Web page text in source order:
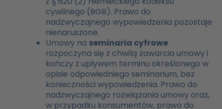
cywilnego (BGB). Prawo do
nadzwyczajnego wypowiedzenia pozostaje
nienaruszone.
Umowy na seminaria cyfrowe
rozpoczyna się z chwilą zawarcia umowy i
kończy z upływem terminu określonego w
opisie odpowiedniego seminarium, bez
konieczności wypowiedzenia. Prawo do
nadzwyczajnego rozwiązania umowy oraz,
w przypadku konsumentów, prawo do